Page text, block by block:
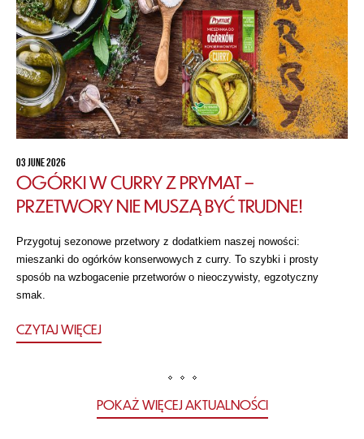
03 JUNE 2026
OGÓRKI W CURRY Z PRYMAT –
PRZETWORY NIE MUSZĄ BYĆ TRUDNE!
Przygotuj sezonowe przetwory z dodatkiem naszej nowości:
mieszanki do ogórków konserwowych z curry. To szybki i prosty
sposób na wzbogacenie przetworów o nieoczywisty, egzotyczny
smak.
CZYTAJ WIĘCEJ
POKAŻ WIĘCEJ AKTUALNOŚCI